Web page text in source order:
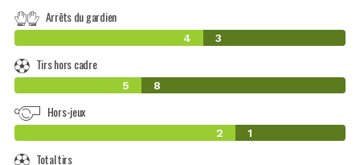
Arrêts du gardien
4 3
Tirs hors cadre
5 8
Hors-jeux
2 1
Total tirs